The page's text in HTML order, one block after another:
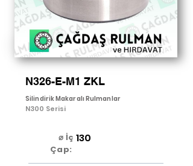
N326-E-M1 ZKL
Silindirik Makaralı Rulmanlar
N300 Serisi
⌀ İç
Çap:
130